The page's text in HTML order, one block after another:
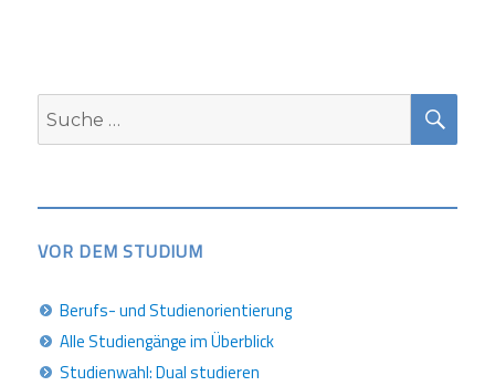
Suche
nach:
VOR DEM STUDIUM
Berufs- und Studienorientierung
Alle Studiengänge im Überblick
Studienwahl: Dual studieren